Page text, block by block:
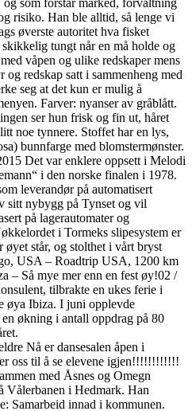
som forstår marked, forvaltning
risiko. Han ble alltid, så lenge vi
øverste autoritet hva fisket
tungt når en må holde og
våpen og ulike redskaper mens
redskap satt i sammenheng med
seg at det kun er mulig å
Farver: nyanser av gråblått.
ser hun frisk og fin ut, håret
noe tynnere. Stoffet har en lys,
bunnfarge med blomstermønster.
Det var enklere oppsett i Melodi
i den norske finalen i 1978.
leverandør på automatisert
sitt nybygg på Tynset og vil
på lagerautomater og
i Tormeks slipesystem er
øyet står, og stolthet i vårt bryst
USA – Roadtrip USA, 1200 km
– Så mye mer enn en fest øy!02 /
tilbrakte en ukes ferie i
øya Ibiza. I juni opplevde
økning i antall oppdrag på 80
Nå er dansesalen åpen i
oss til å se elevene igjen!!!!!!!!!!!!
med Åsnes og Omegn
Vålerbanen i Hedmark. Han
Samarbeid innad i kommunen.